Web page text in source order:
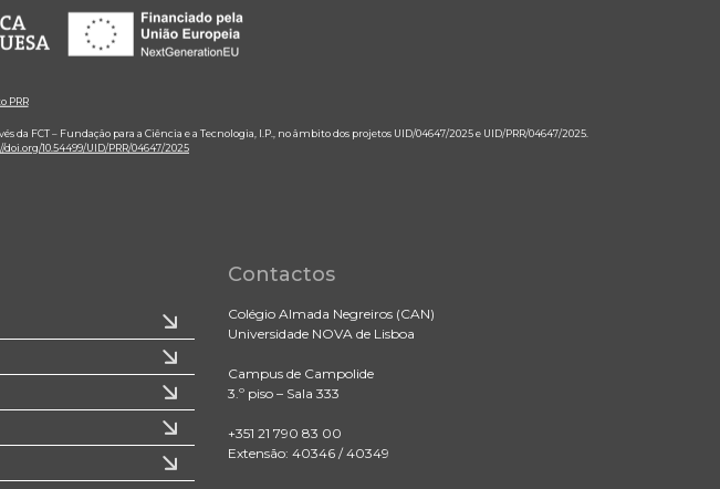
PRR
FCT – Fundação para a Ciência e a Tecnologia, I.P., no âmbito dos projetos UID/04647/2025 e UID/PRR/04647/2025.
doi.org/10.54499/UID/PRR/04647/2025
Contactos
Colégio Almada Negreiros (CAN)
Universidade NOVA de Lisboa
Campus de Campolide
3.º piso – Sala 333
+351 21 790 83 00
Extensão: 40346 / 40349